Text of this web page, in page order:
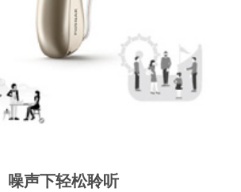
噪声下轻松聆听